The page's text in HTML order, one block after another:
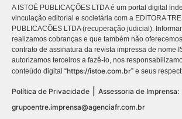
A ISTOÉ PUBLICAÇÕES LTDA é um portal digital
vinculação editorial e societária com a EDITORA
PUBLICACÕES LTDA (recuperação judicial).
realizamos cobranças e que também não
contrato de assinatura da revista impressa de nome
autorizamos terceiros a fazê-lo, nos
conteúdo digital “https://istoe.com.br” e seus
Política de Privacidade
Assessoria de Imprensa:
grupoentre.imprensa@agenciafr.com.br